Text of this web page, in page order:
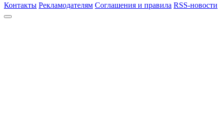
Контакты Рекламодателям Соглашения и правила RSS-новости